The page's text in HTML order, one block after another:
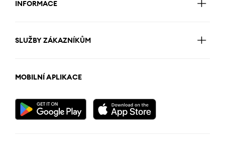
INFORMACE
SLUŽBY ZÁKAZNÍKŮM
MOBILNÍ APLIKACE